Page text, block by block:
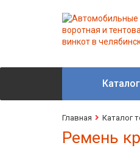
Главная Каталог
Ремень